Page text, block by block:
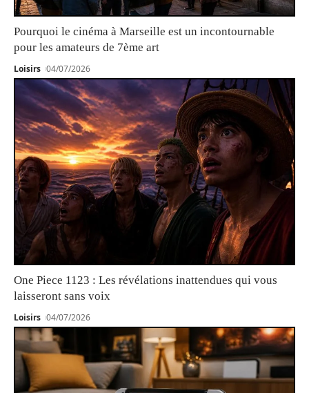
Pourquoi le cinéma à Marseille est un incontournable
pour les amateurs de 7ème art
Loisirs 04/07/2026
One Piece 1123 : Les révélations inattendues qui vous
laisseront sans voix
Loisirs 04/07/2026